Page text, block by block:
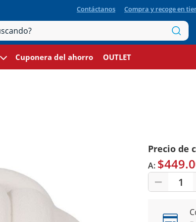
Contáctanos Compra y recoge en
Cuponera del ahorro OUTLET
Precio de
A:
1